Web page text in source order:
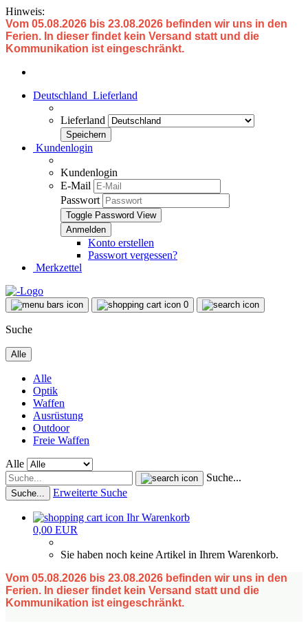
Hinweis:
Vom 05.08.2026 bis 23.08.2026 befinden wir uns in den
Ferien. In dieser findet kein Versand statt und die
Kommunikation ist eingeschränkt.
Deutschland Lieferland
Lieferland
Kundenlogin
Kundenlogin
E-Mail
Passwort
Toggle Password View
Konto erstellen
Passwort vergessen?
Merkzettel
0
Suche
Alle
Alle
Optik
Waffen
Ausrüstung
Outdoor
Freie Waffen
Alle
Suche...
Suche... Erweiterte Suche
Ihr Warenkorb
0,00 EUR
Sie haben noch keine Artikel in Ihrem Warenkorb.
Vom 05.08.2026 bis 23.08.2026 befinden wir uns in den
Ferien. In dieser findet kein Versand statt und die
Kommunikation ist eingeschränkt.